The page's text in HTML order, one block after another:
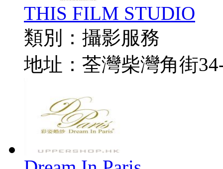
THIS FILM STUDIO
類別： 攝影服務
地址： 荃灣柴灣角街